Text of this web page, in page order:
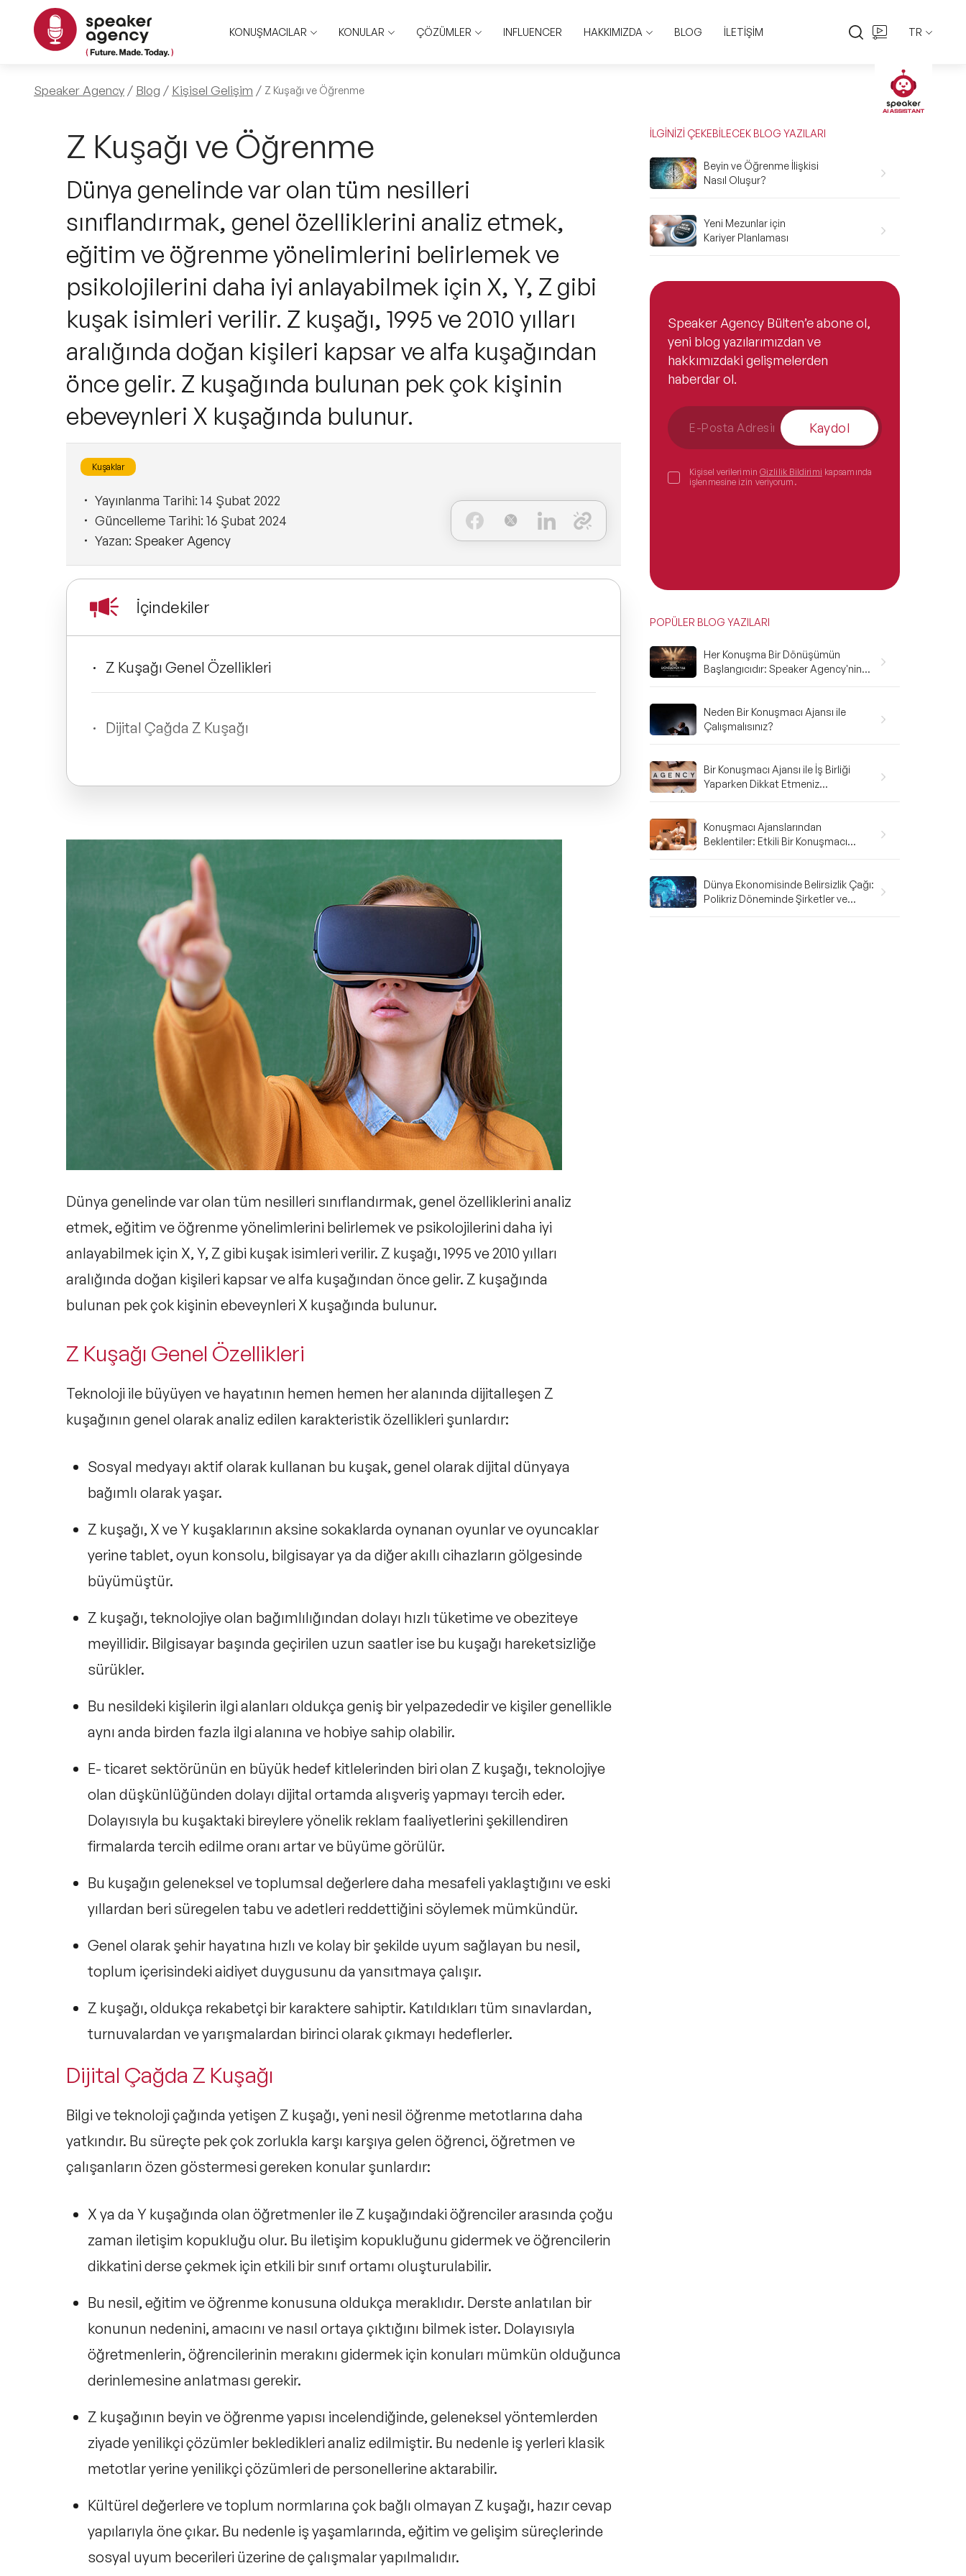
KONUŞMACILAR KONULAR ÇÖZÜMLER INFLUENCER HAKKIMIZDA BLOG İLETİŞİM TR
EN
TR
Speaker Agency Blog Kişisel Gelişim Z Kuşağı ve Öğrenme
Z Kuşağı ve Öğrenme
Dünya genelinde var olan tüm nesilleri
sınıflandırmak, genel özelliklerini analiz etmek,
eğitim ve öğrenme yönelimlerini belirlemek ve
psikolojilerini daha iyi anlayabilmek için X, Y, Z gibi
kuşak isimleri verilir. Z kuşağı, 1995 ve 2010 yılları
aralığında doğan kişileri kapsar ve alfa kuşağından
önce gelir. Z kuşağında bulunan pek çok kişinin
ebeveynleri X kuşağında bulunur.
Kuşaklar
Yayınlanma Tarihi: 14 Şubat 2022
Güncelleme Tarihi: 16 Şubat 2024
Yazan: Speaker Agency
İçindekiler
Z Kuşağı Genel Özellikleri
Dijital Çağda Z Kuşağı
Dünya genelinde var olan tüm nesilleri sınıflandırmak, genel özelliklerini analiz
etmek, eğitim ve öğrenme yönelimlerini belirlemek ve psikolojilerini daha iyi
anlayabilmek için X, Y, Z gibi kuşak isimleri verilir. Z kuşağı, 1995 ve 2010 yılları
aralığında doğan kişileri kapsar ve alfa kuşağından önce gelir. Z kuşağında
bulunan pek çok kişinin ebeveynleri X kuşağında bulunur.
Z Kuşağı Genel Özellikleri
Teknoloji ile büyüyen ve hayatının hemen hemen her alanında dijitalleşen Z
kuşağının genel olarak analiz edilen karakteristik özellikleri şunlardır:
Sosyal medyayı aktif olarak kullanan bu kuşak, genel olarak dijital dünyaya
bağımlı olarak yaşar.
Z kuşağı, X ve Y kuşaklarının aksine sokaklarda oynanan oyunlar ve oyuncaklar
yerine tablet, oyun konsolu, bilgisayar ya da diğer akıllı cihazların gölgesinde
büyümüştür.
Z kuşağı, teknolojiye olan bağımlılığından dolayı hızlı tüketime ve obeziteye
meyillidir. Bilgisayar başında geçirilen uzun saatler ise bu kuşağı hareketsizliğe
sürükler.
Bu nesildeki kişilerin ilgi alanları oldukça geniş bir yelpazededir ve kişiler genellikle
aynı anda birden fazla ilgi alanına ve hobiye sahip olabilir.
E- ticaret sektörünün en büyük hedef kitlelerinden biri olan Z kuşağı, teknolojiye
olan düşkünlüğünden dolayı dijital ortamda alışveriş yapmayı tercih eder.
Dolayısıyla bu kuşaktaki bireylere yönelik reklam faaliyetlerini şekillendiren
firmalarda tercih edilme oranı artar ve büyüme görülür.
Bu kuşağın geleneksel ve toplumsal değerlere daha mesafeli yaklaştığını ve eski
yıllardan beri süregelen tabu ve adetleri reddettiğini söylemek mümkündür.
Genel olarak şehir hayatına hızlı ve kolay bir şekilde uyum sağlayan bu nesil,
toplum içerisindeki aidiyet duygusunu da yansıtmaya çalışır.
Z kuşağı, oldukça rekabetçi bir karaktere sahiptir. Katıldıkları tüm sınavlardan,
turnuvalardan ve yarışmalardan birinci olarak çıkmayı hedeflerler.
Dijital Çağda Z Kuşağı
Bilgi ve teknoloji çağında yetişen Z kuşağı, yeni nesil öğrenme metotlarına daha
yatkındır. Bu süreçte pek çok zorlukla karşı karşıya gelen öğrenci, öğretmen ve
çalışanların özen göstermesi gereken konular şunlardır:
X ya da Y kuşağında olan öğretmenler ile Z kuşağındaki öğrenciler arasında çoğu
zaman iletişim kopukluğu olur. Bu iletişim kopukluğunu gidermek ve öğrencilerin
dikkatini derse çekmek için etkili bir sınıf ortamı oluşturulabilir.
Bu nesil, eğitim ve öğrenme konusuna oldukça meraklıdır. Derste anlatılan bir
konunun nedenini, amacını ve nasıl ortaya çıktığını bilmek ister. Dolayısıyla
öğretmenlerin, öğrencilerinin merakını gidermek için konuları mümkün olduğunca
derinlemesine anlatması gerekir.
Z kuşağının beyin ve öğrenme yapısı incelendiğinde, geleneksel yöntemlerden
ziyade yenilikçi çözümler bekledikleri analiz edilmiştir. Bu nedenle iş yerleri klasik
metotlar yerine yenilikçi çözümleri de personellerine aktarabilir.
Kültürel değerlere ve toplum normlarına çok bağlı olmayan Z kuşağı, hazır cevap
yapılarıyla öne çıkar. Bu nedenle iş yaşamlarında, eğitim ve gelişim süreçlerinde
sosyal uyum becerileri üzerine de çalışmalar yapılmalıdır.
İLGİNİZİ ÇEKEBİLECEK BLOG YAZILARI
Beyin ve Öğrenme İlişkisi
Nasıl Oluşur?
Yeni Mezunlar için
Kariyer Planlaması
Speaker Agency Bülten’e abone ol,
yeni blog yazılarımızdan ve
hakkımızdaki gelişmelerden
haberdar ol.
Kaydol
Kişisel verilerimin Gizlilik Bildirimi kapsamında
işlenmesine izin veriyorum.
POPÜLER BLOG YAZILARI
Her Konuşma Bir Dönüşümün
Başlangıcıdır: Speaker Agency'nin
Neden Bir Konuşmacı Ajansı ile
Çalışmalısınız?
Bir Konuşmacı Ajansı ile İş Birliği
Yaparken Dikkat Etmeniz
Konuşmacı Ajanslarından
Beklentiler: Etkili Bir Konuşmacı
Dünya Ekonomisinde Belirsizlik Çağı:
Polikriz Döneminde Şirketler ve